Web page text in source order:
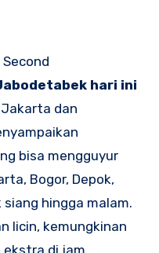
hari ini
dan
bisa mengguyur
Bogor, Depok,
hingga malam.
licin, kemungkinan